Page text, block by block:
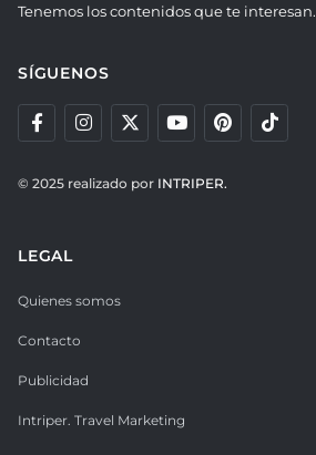
Tenemos los contenidos que te interesan.
SÍGUENOS
© 2025 realizado por INTRIPER.
LEGAL
Quienes somos
Contacto
Publicidad
Intriper. Travel Marketing